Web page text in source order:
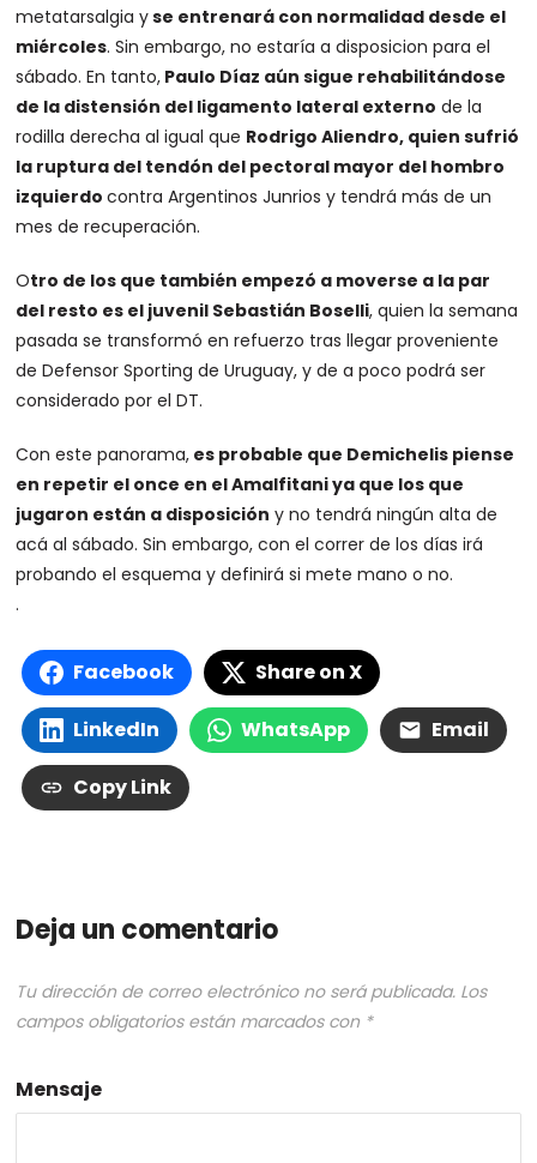
metatarsalgia yse entrenará con normalidad desde el
miércoles. Sin embargo, no estaría a disposicion para el
sábado. En tanto, Paulo Díaz aún sigue rehabilitándose
de la distensión del ligamento lateral externo de la
rodilla derecha al igual que Rodrigo Aliendro, quien sufrió
la ruptura del tendón del pectoral mayor del hombro
izquierdocontra Argentinos Junrios y tendrá más de un
mes de recuperación.
Otro de los que también empezó a moverse a la par
del resto es el juvenil Sebastián Boselli, quien la semana
pasada se transformó en refuerzo tras llegar proveniente
de Defensor Sporting de Uruguay, y de a poco podrá ser
considerado por el DT.
Con este panorama, es probable que Demichelis piense
en repetir el once en el Amalfitani ya que los que
jugaron están a disposición y no tendrá ningún alta de
acá al sábado. Sin embargo, con el correr de los días irá
probando el esquema y definirá si mete mano o no.
.
Facebook Share on X
LinkedIn WhatsApp Email
Copy Link
Deja un comentario
Tu dirección de correo electrónico no será publicada. Los
campos obligatorios están marcados con *
Mensaje